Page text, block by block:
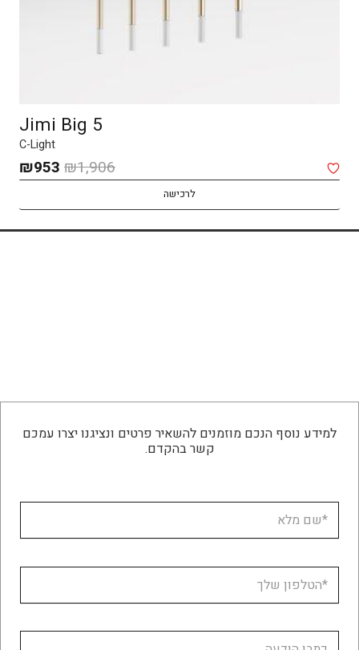
Jimi Big 5
C-Light
₪1,906
המחיר
המקורי
היה:
₪1,906.
₪953
לרכישה
למידע נוסף הנכם מוזמנים להשאיר פרטים ונציגנו יצרו עמכם
קשר בהקדם.